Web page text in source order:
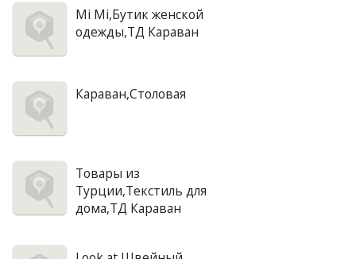
Mi Mi,Бутик женской
одежды,ТД Караван
Караван,Столовая
Товары из
Турции,Текстиль для
дома,ТД Караван